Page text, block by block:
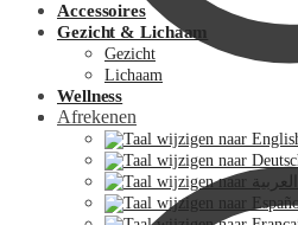
Afrekenen
Accessoires
Gezicht & Lichaam
Gezicht
Lichaam
Wellness